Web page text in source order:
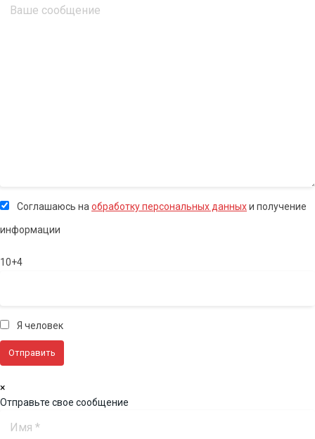
Соглашаюсь на обработку персональных данныхи получение
информации
10+4
Я человек
×
Отправьте свое сообщение